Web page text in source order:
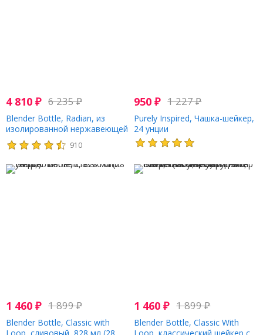
4 810 ₽ 6 235₽
Blender Bottle, Radian, из
изолированной нержавеющей
стали, матовый черный, 770
мл (26 унций)
910
950₽ 1 227₽
Purely Inspired, Чашка-шейкер,
24 унции
1 460 ₽ 1 899₽
Blender Bottle, Classic with
1 460₽ 1 899₽
Blender Bottle, Classic With